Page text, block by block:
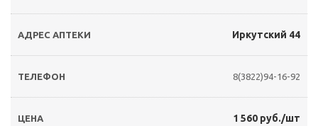
Иркутский 44
8(3822)94-16-92
1 560 руб./шт